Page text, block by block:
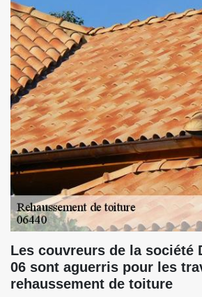
Les couvreurs de la société
06 sont aguerris pour les
rehaussement de toiture